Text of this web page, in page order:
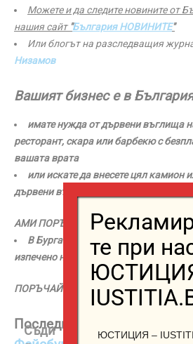
Можете и да следите новините от
нашия сайт "България НОВИНИТЕ"
Или блогът на разследващия
Низамов
Вашият бизнес е в
имате нужда от дървени въглища
ресторант, скара или барбекю с
вашата врата
или искате да внесете цял камион
дървени въглища от Куба, Африка
АМИ ПОРЪЧАЙТЕ отДървени въглища
В Бургас, България сте и искате
изпечено на
барбекю на дървени
ПОРЪЧАЙТЕ от Скара на дървени
Последвайте ни
Съди
а на
а
те при
ЮСТИЦИЯ –